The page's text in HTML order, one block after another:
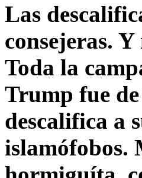
Las
consejeras.
Toda la
Trump fue
descalifica a
islamófobos.